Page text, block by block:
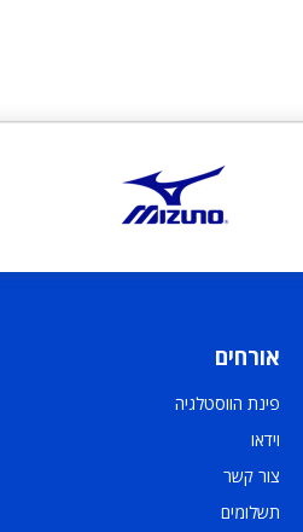
אורחים
פינת הווסטלגיה
וידאו
צור קשר
תשלומים